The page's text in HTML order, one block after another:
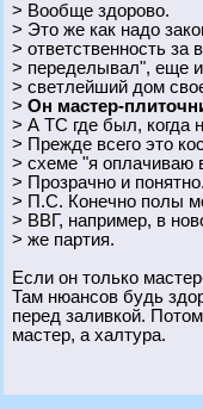
> Вообще здорово.
> Это же как надо
> ответственность за
> переделывал", еще и
> светлейший дом
> Он мастер-
> А ТС где был, когда
> Прежде всего это
> схеме "я оплачиваю
> Прозрачно и понятно.
> П.С. Конечно полы
> ВВГ, например, в
> же партия.
Если он только
Там нюансов будь
перед заливкой.
мастер, а халтура.